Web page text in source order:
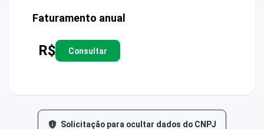
Faturamento anual
R$ Consultar
Solicitação para ocultar dados do CNPJ